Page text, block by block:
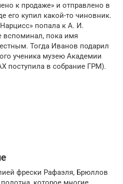
к продаже» и отправлено в
его купил какой-то чиновник.
попала к А. И.
вспоминал, пока имя
Тогда Иванов подарил
ученика музею Академии
поступила в собрание ГРМ).
фрески Рафаэля, Брюллов